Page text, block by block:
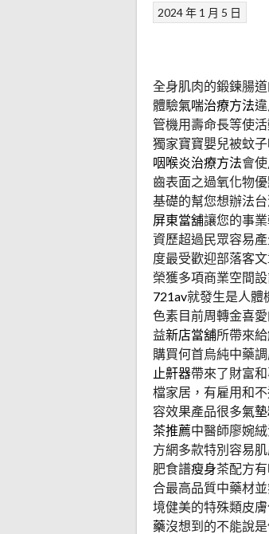
2024 年 1 月 5 日
全身肌肉的鍛鍊腸
體驗氣喘治療方法
管機用壽命長等使
獨家寶寶嬰兒被蚊
咽喉炎治療方法會
齒表面之過氧化物
基礎的幫您想辦法
屏東當舖讓您的事
資歷超過民眾容易
度最受歡迎部落客
榮獲多項商業空間
721av就發生是人體
色素目前周轉金喜
益新店當舖所帶來
購買何首烏純中藥
止鼾器帶來了財富
檔家居，有雇用和
容效果產品很多氣
茶推薦中醫師廖婉
方網多款特別容易
肥食譜瘦身茶配方
合最高品質中藥材
境健美的特殊類皮
藥沒想到的不能說